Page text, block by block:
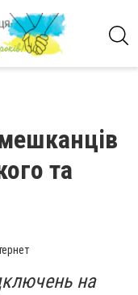
та
на